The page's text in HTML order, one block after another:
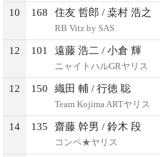
10 168 住友 哲郎 / 桒村 浩之
RB Vitz by SAS
12 101 遠藤 浩二 / 小倉 輝
ニャイトハルGRヤリス
12 150 織田 輔 / 行徳 聡
Team Kojima ARTヤリス
14 135 齋藤 幹男 / 鈴木 段
コンペ★ヤリス